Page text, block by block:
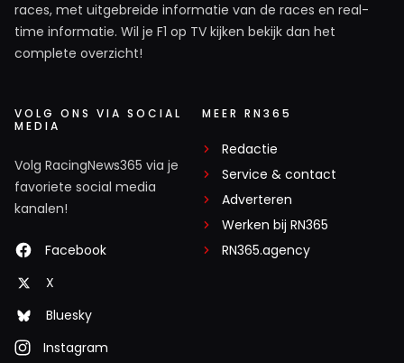
races, met uitgebreide informatie van de races en real-
time informatie. Wil je F1 op TV kijken bekijk dan het
complete overzicht!
VOLG ONS VIA SOCIAL
MEDIA
Volg RacingNews365 via je
favoriete social media
kanalen!
Facebook
X
Bluesky
Instagram
MEER RN365
Redactie
Service & contact
Adverteren
Werken bij RN365
RN365.agency